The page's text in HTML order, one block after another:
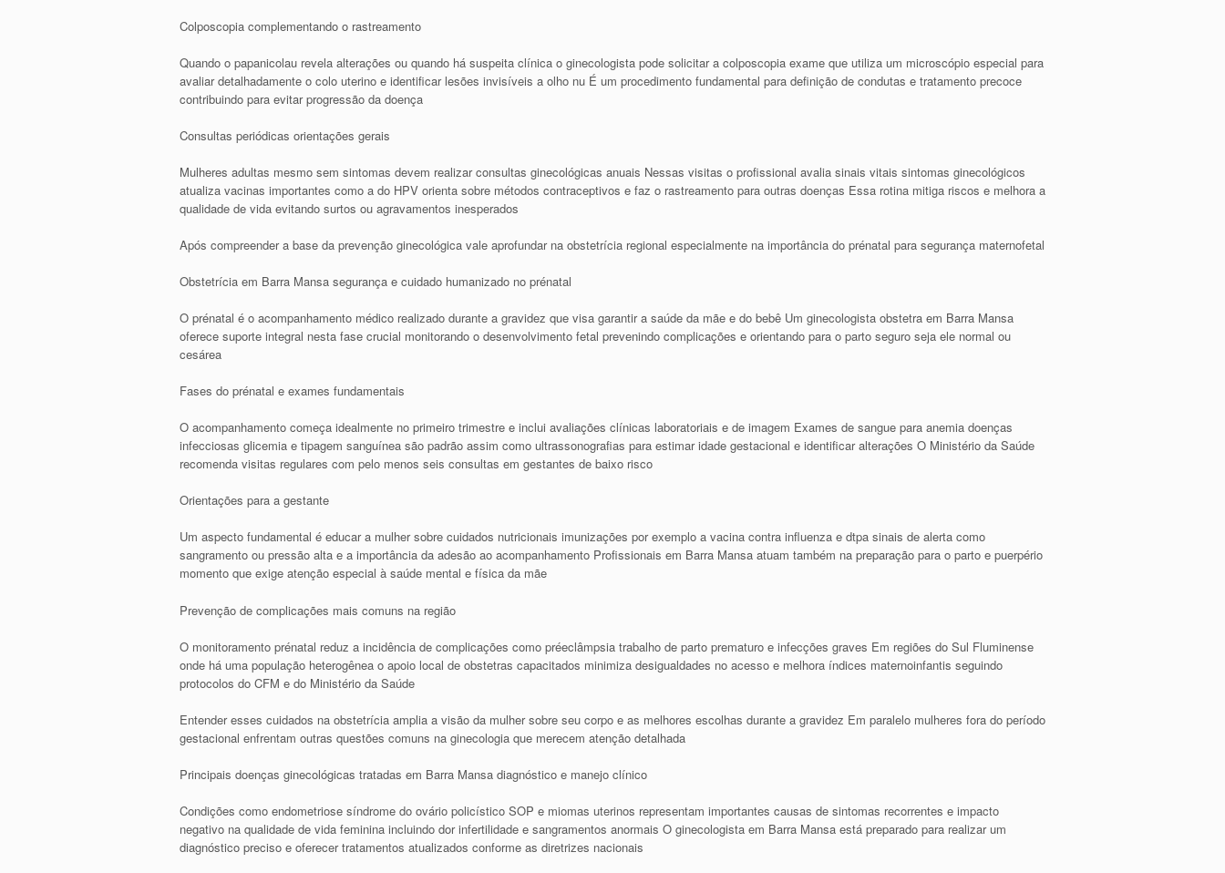
Colposcopia complementando o rastreamento
Quando o papanicolau revela alterações ou quando há suspeita clínica o ginecologista pode solicitar a colposcopia exame que utiliza um microscópio especial para
avaliar detalhadamente o colo uterino e identificar lesões invisíveis a olho nu É um procedimento fundamental para definição de condutas e tratamento precoce
contribuindo para evitar progressão da doença
Consultas periódicas orientações gerais
Mulheres adultas mesmo sem sintomas devem realizar consultas ginecológicas anuais Nessas visitas o profissional avalia sinais vitais sintomas ginecológicos
atualiza vacinas importantes como a do HPV orienta sobre métodos contraceptivos e faz o rastreamento para outras doenças Essa rotina mitiga riscos e melhora a
qualidade de vida evitando surtos ou agravamentos inesperados
Após compreender a base da prevenção ginecológica vale aprofundar na obstetrícia regional especialmente na importância do prénatal para segurança maternofetal
Obstetrícia em Barra Mansa segurança e cuidado humanizado no prénatal
O prénatal é o acompanhamento médico realizado durante a gravidez que visa garantir a saúde da mãe e do bebê Um ginecologista obstetra em Barra Mansa
oferece suporte integral nesta fase crucial monitorando o desenvolvimento fetal prevenindo complicações e orientando para o parto seguro seja ele normal ou
cesárea
Fases do prénatal e exames fundamentais
O acompanhamento começa idealmente no primeiro trimestre e inclui avaliações clínicas laboratoriais e de imagem Exames de sangue para anemia doenças
infecciosas glicemia e tipagem sanguínea são padrão assim como ultrassonografias para estimar idade gestacional e identificar alterações O Ministério da Saúde
recomenda visitas regulares com pelo menos seis consultas em gestantes de baixo risco
Orientações para a gestante
Um aspecto fundamental é educar a mulher sobre cuidados nutricionais imunizações por exemplo a vacina contra influenza e dtpa sinais de alerta como
sangramento ou pressão alta e a importância da adesão ao acompanhamento Profissionais em Barra Mansa atuam também na preparação para o parto e puerpério
momento que exige atenção especial à saúde mental e física da mãe
Prevenção de complicações mais comuns na região
O monitoramento prénatal reduz a incidência de complicações como préeclâmpsia trabalho de parto prematuro e infecções graves Em regiões do Sul Fluminense
onde há uma população heterogênea o apoio local de obstetras capacitados minimiza desigualdades no acesso e melhora índices maternoinfantis seguindo
protocolos do CFM e do Ministério da Saúde
Entender esses cuidados na obstetrícia amplia a visão da mulher sobre seu corpo e as melhores escolhas durante a gravidez Em paralelo mulheres fora do período
gestacional enfrentam outras questões comuns na ginecologia que merecem atenção detalhada
Principais doenças ginecológicas tratadas em Barra Mansa diagnóstico e manejo clínico
Condições como endometriose síndrome do ovário policístico SOP e miomas uterinos representam importantes causas de sintomas recorrentes e impacto
negativo na qualidade de vida feminina incluindo dor infertilidade e sangramentos anormais O ginecologista em Barra Mansa está preparado para realizar um
diagnóstico preciso e oferecer tratamentos atualizados conforme as diretrizes nacionais